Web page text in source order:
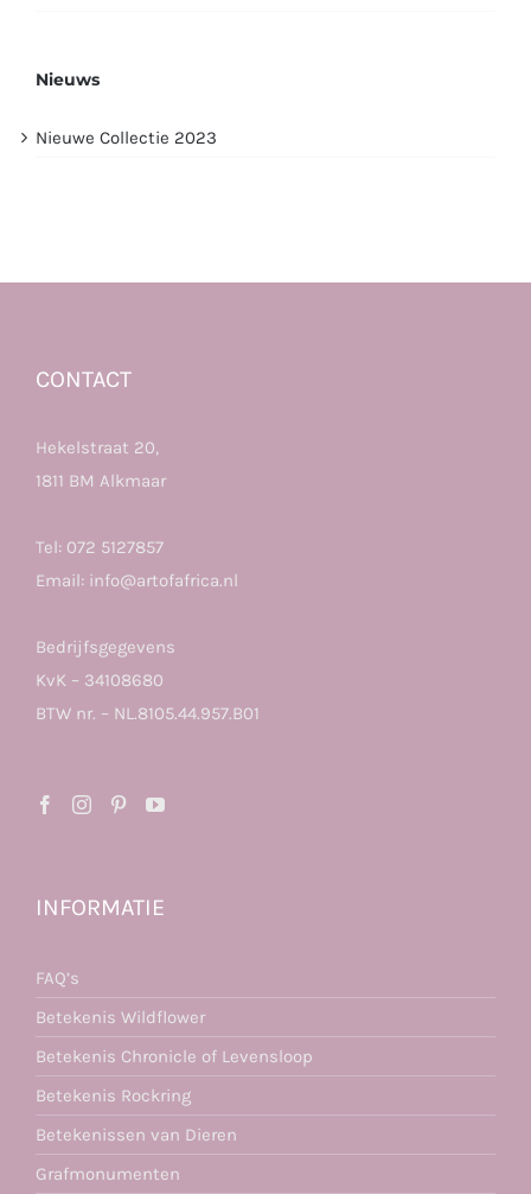
Nieuws
Nieuwe Collectie 2023
CONTACT
Hekelstraat 20,
1811 BM Alkmaar
Tel: 072 5127857
Email: info@artofafrica.nl
Bedrijfsgegevens
KvK – 34108680
BTW nr. – NL.8105.44.957.B01
INFORMATIE
FAQ’s
Betekenis Wildflower
Betekenis Chronicle of Levensloop
Betekenis Rockring
Betekenissen van Dieren
Grafmonumenten